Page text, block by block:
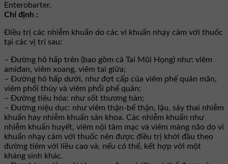
Enterobarter.
Chỉ định :
Ðiều trị các nhiễm khuẩn do các vi khuẩn nhạy cảm với thuốc
tại các vị trí sau:
– Ðường hô hấp trên (bao gồm cả Tai Mũi Họng) như: viêm
amiđan, viêm xoang, viêm tai giữa;
– Ðường hô hấp dưới, như đợt cấp của viêm phế quản mãn,
viêm phổi thùy và viêm phổi phế quản;
– Ðường tiêu hóa: như sốt thương hàn;
– Ðường niệu dục: như viêm thận-bể thận, lậu, sảy thai nhiễm
khuẩn hay nhiễm khuẩn sản khoa. Các nhiễm khuẩn như
nhiễm khuẩn huyết, viêm nội tâm mạc và viêm màng não do vi
khuẩn nhạy cảm với thuốc nên được điều trị khởi đầu theo
đường tiêm với liều cao và, nếu có thể, kết hợp với một
kháng sinh khác.